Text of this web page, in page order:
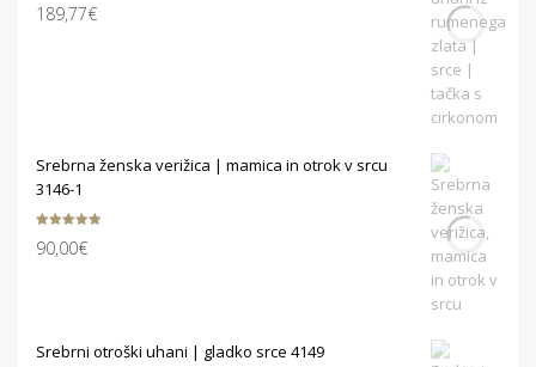
5.00od 5
189,77€
Srebrna ženska verižica | mamica in otrok v srcu
3146-1
5.00 od 5
90,00€
Srebrni otroški uhani | gladko srce 4149